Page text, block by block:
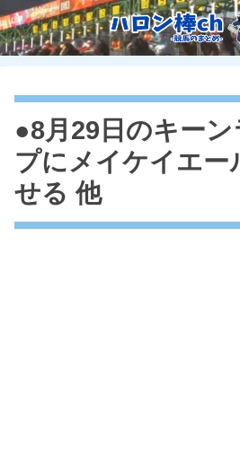
●8月29日のキー
プにメイケイエー
せる 他